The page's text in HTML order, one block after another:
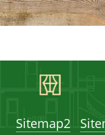
Sitemap2